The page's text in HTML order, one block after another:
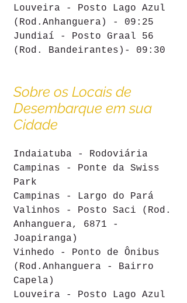
Louveira - Posto Lago Azul
(Rod.Anhanguera) - 09:25
Jundiaí - Posto Graal 56
(Rod. Bandeirantes)- 09:30
Sobre os Locais de
Desembarque em sua
Cidade
Indaiatuba - Rodoviária
Campinas - Ponte da Swiss
Park
Campinas - Largo do Pará
Valinhos - Posto Saci (Rod.
Anhanguera, 6871 -
Joapiranga)
Vinhedo - Ponto de Ônibus
(Rod.Anhanguera - Bairro
Capela)
Louveira - Posto Lago Azul